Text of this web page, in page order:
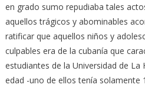
en grado sumo repudiaba tales
aquellos trágicos y abominables
ratificar que aquellos niños y
culpables era de la cubanía que
estudiantes de la Universidad de La
edad -uno de ellos tenía solamente